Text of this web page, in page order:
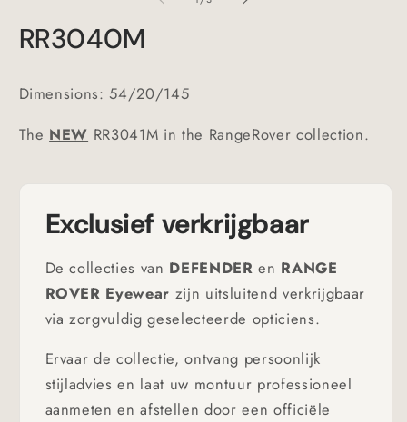
RR3040M
Dimensions: 54/20/145
The NEW RR3041M in the RangeRover collection.
Exclusief verkrijgbaar
De collecties van DEFENDER en RANGE
ROVER Eyewear zijn uitsluitend verkrijgbaar
via zorgvuldig geselecteerde opticiens.
Ervaar de collectie, ontvang persoonlijk
stijladvies en laat uw montuur professioneel
aanmeten en afstellen door een officiële